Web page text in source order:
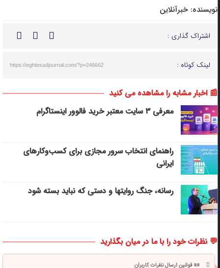
نویسنده: خبرآنلاین
اشتراک گذاری :
لینک کوتاه : https://eghtesadjournal.com/?p=246662
📰 اخبار مشابه را مشاهده می کنید
معرفی ۳ سایت معتبر خرید فالوور اینستاگرام
راهنمای انتخاب سرور مجازی برای کسب‌وکارهای
ایرانی
رسانه، جنگ روایتها و دستی که نباید بسته شود
💬 نظرات خود را با ما در میان بگذارید
📜 قوانین ارسال نظرات کاربران